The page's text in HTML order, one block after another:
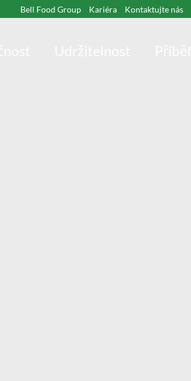
Bell Food Group Kariéra Kontaktujte nás